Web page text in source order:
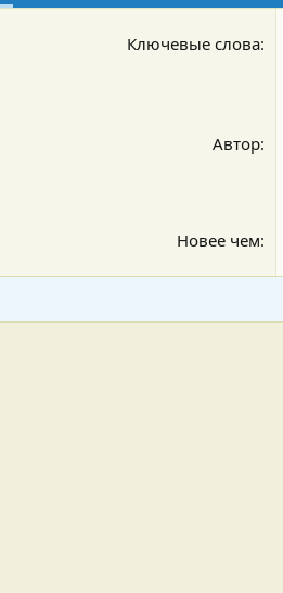
Ключевые слова
Автор
Новее чем